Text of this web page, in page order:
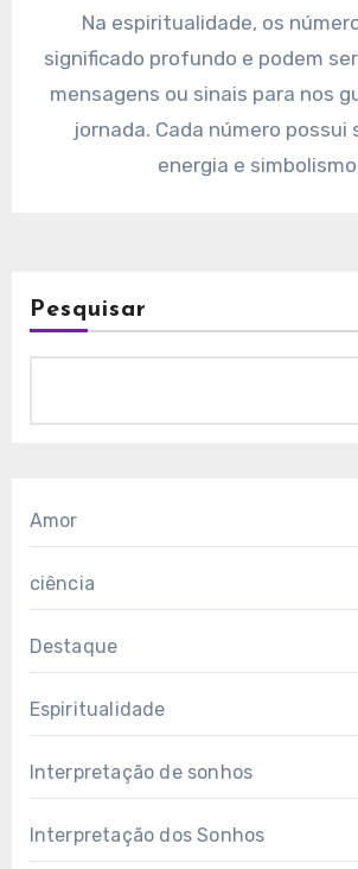
Na espiritualidade, os
significado profundo e podem
mensagens ou sinais para nos
jornada. Cada número possui
energia e
Pesquisar
Amor
ciência
Destaque
Espiritualidade
Interpretação de sonhos
Interpretação dos Sonhos